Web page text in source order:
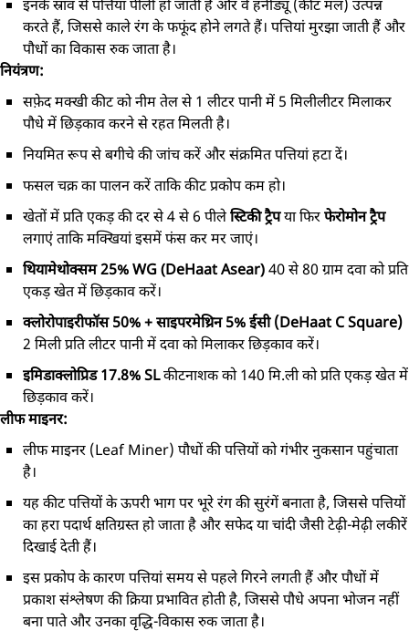
इनके स्राव से पत्तियां पीली हो जाती हैं और वे हनीड्यू (कीट मल) उत्पन्न
करते हैं, जिससे काले रंग के फफूंद होने लगते हैं। पत्तियां मुरझा जाती हैं और
पौधों का विकास रुक जाता है।
नियंत्रण:
सफ़ेद मक्खी कीट को नीम तेल से 1 लीटर पानी में 5 मिलीलीटर मिलाकर
पौधे में छिड़काव करने से रहत मिलती है।
नियमित रूप से बगीचे की जांच करें और संक्रमित पत्तियां हटा दें।
फसल चक्र का पालन करें ताकि कीट प्रकोप कम हो।
खेतों में प्रति एकड़ की दर से 4 से 6 पीलेस्टिकी ट्रैपया फिरफेरोमोन ट्रैप
लगाएं ताकि मक्खियां इसमें फंस कर मर जाएं।
थियामेथोक्सम 25% WG (DeHaat Asear)40 से 80 ग्राम दवा को प्रति
एकड़ खेत में छिड़काव करें।
क्लोरोपाइरीफॉस 50% + साइपरमेथ्रिन 5% ईसी (DeHaat C Square)
2 मिली प्रति लीटर पानी में दवा को मिलाकर छिड़काव करें।
इमिडाक्लोप्रिड 17.8% SLकीटनाशक को 140 मि.ली को प्रति एकड़ खेत में
छिड़काव करें।
लीफ माइनर:
लीफ माइनर (Leaf Miner) पौधों की पत्तियों को गंभीर नुकसान पहुंचाता
है।
यह कीट पत्तियों के ऊपरी भाग पर भूरे रंग की सुरंगें बनाता है, जिससे पत्तियों
का हरा पदार्थ क्षतिग्रस्त हो जाता है और सफेद या चांदी जैसी टेढ़ी-मेढ़ी लकीरें
दिखाई देती हैं।
इस प्रकोप के कारण पत्तियां समय से पहले गिरने लगती हैं और पौधों में
प्रकाश संश्लेषण की क्रिया प्रभावित होती है, जिससे पौधे अपना भोजन नहीं
बना पाते और उनका वृद्धि-विकास रुक जाता है।